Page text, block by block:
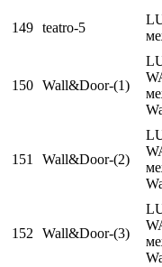
149 teatro-5
150 Wall&Door-(1)
151 Wall&Door-(2)
152 Wall&Door-(3)